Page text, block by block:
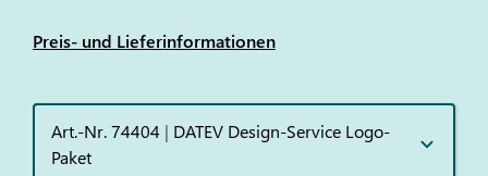
Preis- und Lieferinformationen
Art.-Nr. 74404 | DATEV Design-Service Logo-
Paket